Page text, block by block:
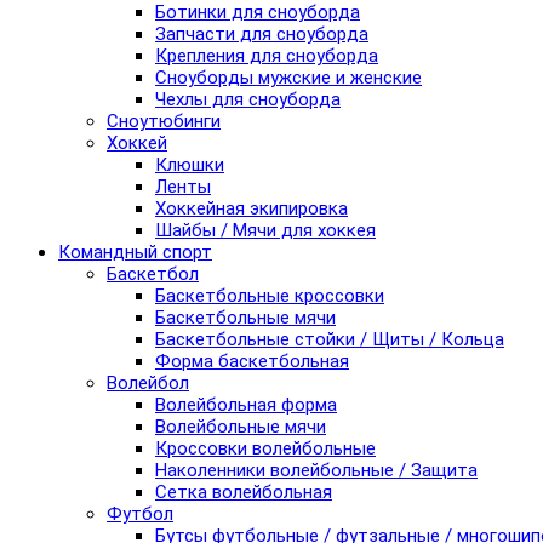
Ботинки для сноуборда
Запчасти для сноуборда
Крепления для сноуборда
Сноуборды мужские и женские
Чехлы для сноуборда
Сноутюбинги
Хоккей
Клюшки
Ленты
Хоккейная экипировка
Шайбы / Мячи для хоккея
Командный спорт
Баскетбол
Баскетбольные кроссовки
Баскетбольные мячи
Баскетбольные стойки / Щиты / Кольца
Форма баскетбольная
Волейбол
Волейбольная форма
Волейбольные мячи
Кроссовки волейбольные
Наколенники волейбольные / Защита
Сетка волейбольная
Футбол
Бутсы футбольные / футзальные /